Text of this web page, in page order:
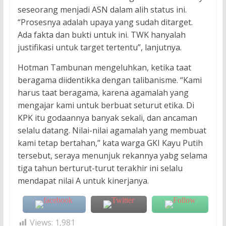
seseorang menjadi ASN dalam alih status ini.
“Prosesnya adalah upaya yang sudah ditarget.
Ada fakta dan bukti untuk ini. TWK hanyalah
justifikasi untuk target tertentu”, lanjutnya.
Hotman Tambunan mengeluhkan, ketika taat
beragama diidentikka dengan talibanisme. “Kami
harus taat beragama, karena agamalah yang
mengajar kami untuk berbuat seturut etika. Di
KPK itu godaannya banyak sekali, dan ancaman
selalu datang. Nilai-nilai agamalah yang membuat
kami tetap bertahan,” kata warga GKI Kayu Putih
tersebut, seraya menunjuk rekannya yabg selama
tiga tahun berturut-turut terakhir ini selalu
mendapat nilai A untuk kinerjanya.
Views: 1,981